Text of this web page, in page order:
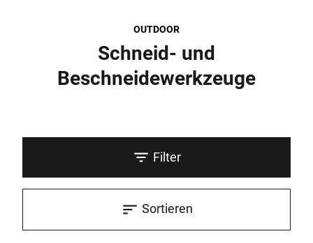
OUTDOOR
Schneid- und
Beschneidewerkzeuge
Filter
Sortieren